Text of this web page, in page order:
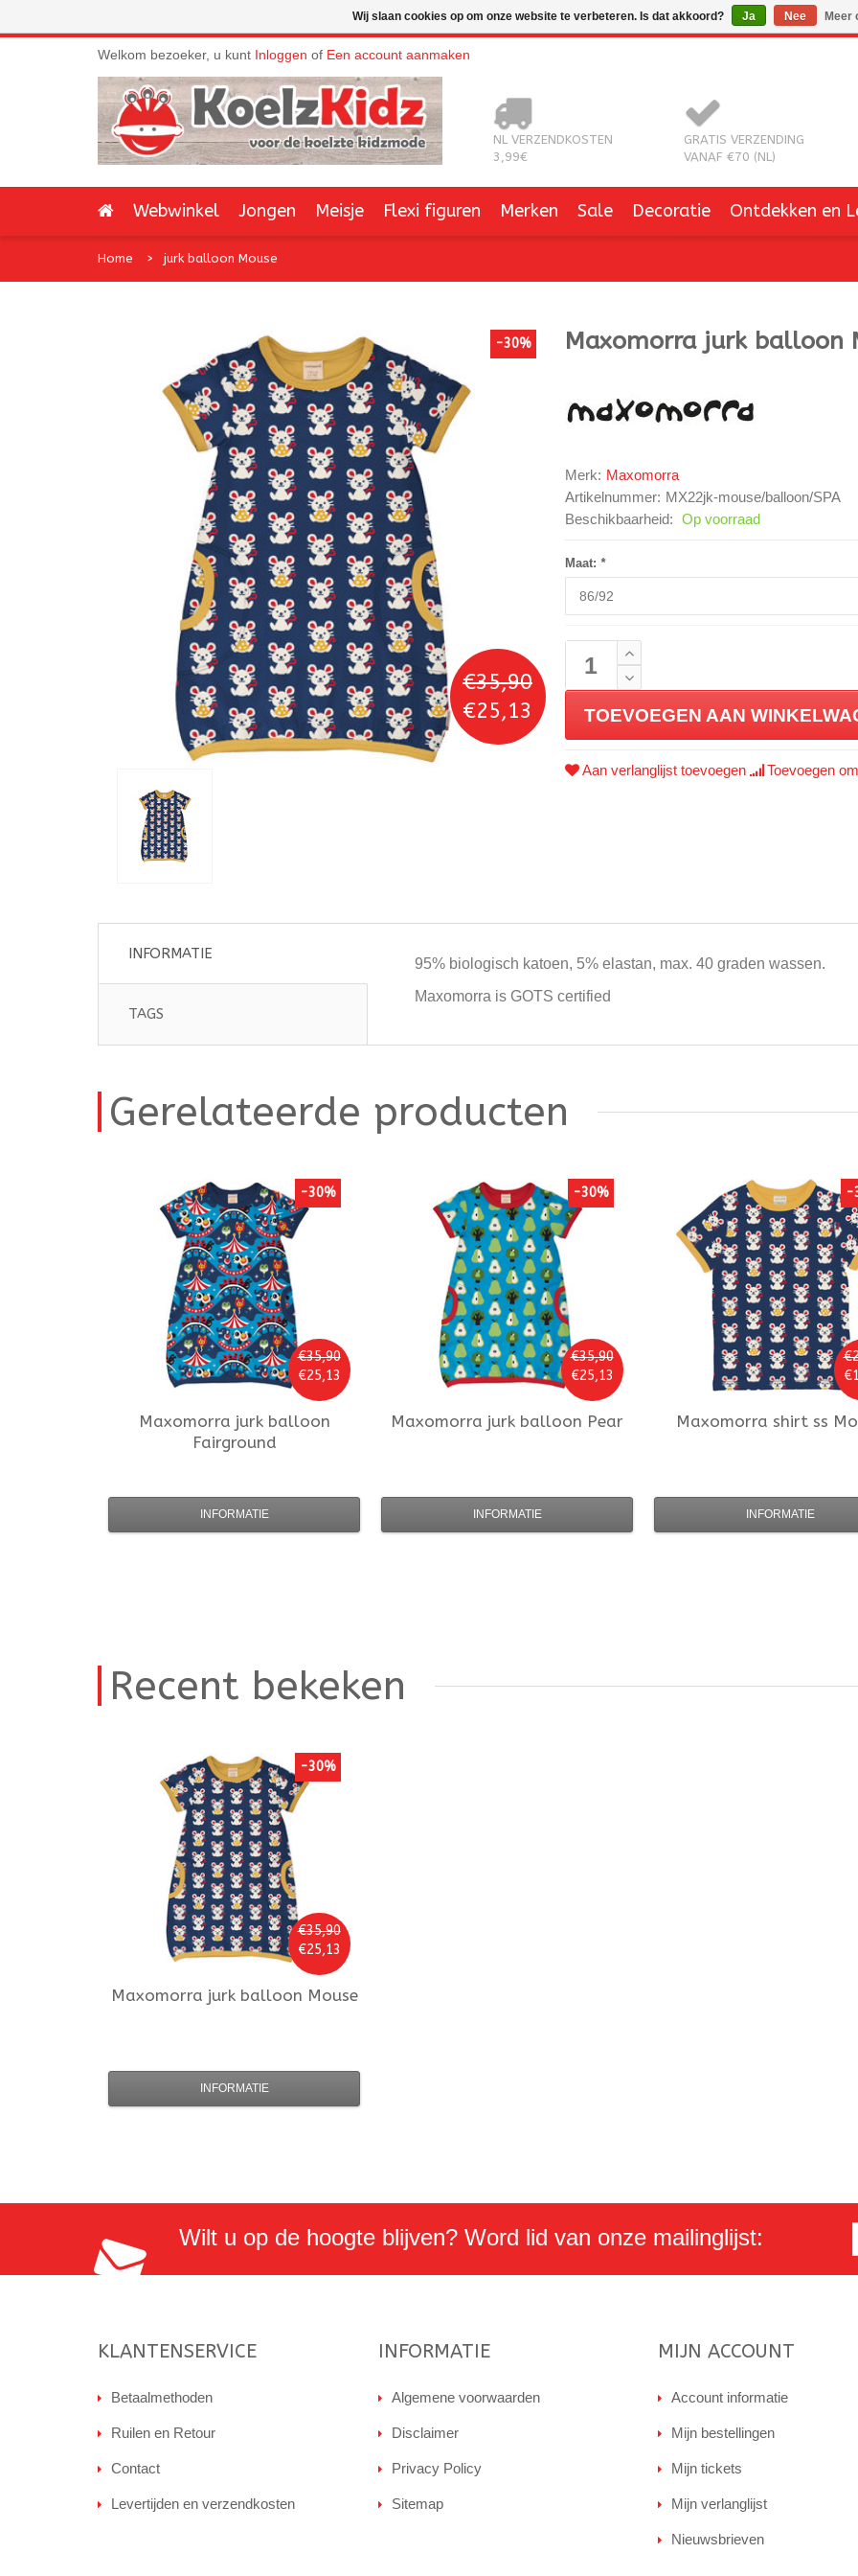
Welkom bezoeker, u kunt Inloggen of Een account aanmaken
NL VERZENDKOSTEN
3,99€
GRATIS VERZENDING
VANAF €70 (NL)
Webwinkel Jongen Meisje Flexi figuren Merken Sale Decoratie Ontdekken en
Home jurk balloon Mouse
-30%
€35,90
€25,13
Maxomorra jurk balloon
Merk: Maxomorra
Artikelnummer: MX22jk-mouse/balloon/SPA
Beschikbaarheid: Op voorraad
Maat: *
TOEVOEGEN AAN
Aan verlanglijst toevoegen Toevoegen
INFORMATIE
TAGS
95% biologisch katoen, 5% elastan, max. 40 graden wassen.
Maxomorra is GOTS certified
Gerelateerde producten
€35,90
€25,13
-30%
Maxomorra jurk balloon
Fairground
INFORMATIE
€35,90
€25,13
-30%
Maxomorra jurk balloon Pear
INFORMATIE
-
Maxomorra shirt ss
INFORMATIE
Recent bekeken
€35,90
€25,13
-30%
Maxomorra jurk balloon Mouse
INFORMATIE
Wilt u op de hoogte blijven? Word lid van onze mailinglijst:
KLANTENSERVICE
Betaalmethoden
Ruilen en Retour
Contact
Levertijden en verzendkosten
INFORMATIE
Algemene voorwaarden
Disclaimer
Privacy Policy
Sitemap
MIJN ACCOUNT
Account informatie
Mijn bestellingen
Mijn tickets
Mijn verlanglijst
Nieuwsbrieven
Wij slaan cookies op om onze website te verbeteren. Is dat akkoord? Ja Nee Meer